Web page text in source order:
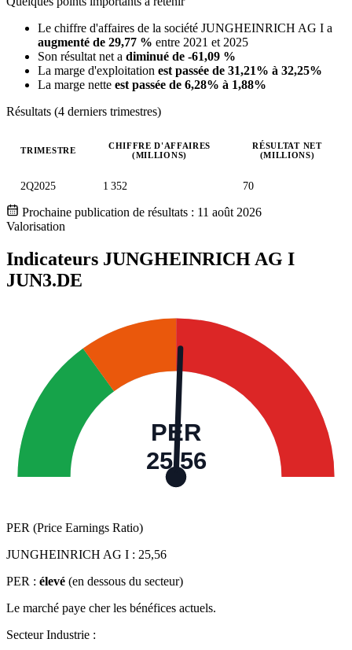
Le chiffre d'affaires de la société JUNGHEINRICH AG I a
augmenté de 29,77 % entre 2021 et 2025
Son résultat net a diminué de -61,09 %
La marge d'exploitation est passée de 31,21% à 32,25%
La marge nette est passée de 6,28% à 1,88%
Résultats (4 derniers trimestres)
TRIMESTRE
CHIFFRE D'AFFAIRES
(MILLIONS)
RÉSULTAT NET
(MILLIONS)
2Q2025 1 352 70
Prochaine publication de résultats : 11 août 2026
Valorisation
Indicateurs JUNGHEINRICH AG I
JUN3.DE
PER
25,56
PER (Price Earnings Ratio)
JUNGHEINRICH AG I : 25,56
PER : élevé (en dessous du secteur)
Le marché paye cher les bénéfices actuels.
Secteur Industrie :